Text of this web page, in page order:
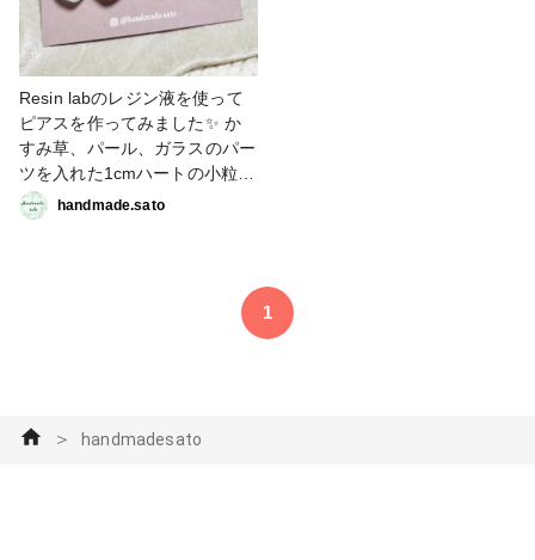
Resin labのレジン液を使って
ピアスを作ってみました✨ か
すみ草、パール、ガラスのパー
ツを入れた1cmハートの小粒な
ピアスです♡ かすみ草は自分
で着色とドライフラワーにした
化スピード、 臭い、透明度言
うこと無し👍✨ 今回は遠慮し
#ResinLab作品コンテスト
#ResinLab #handmadesato #
handmade.sato
1
＞ handmadesato